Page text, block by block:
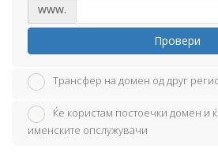
www.
Провери
Трансфер на домен од друг
Ќе користам постоечки домен и
именските опслужувачи